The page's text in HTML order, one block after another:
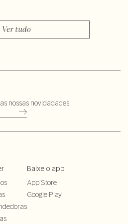
Ver tudo
nossas novidadades.
Baixe o app
App Store
Google Play